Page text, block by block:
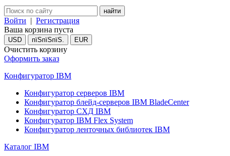
Войти | Регистрация
Ваша корзина пуста
USD пїЅпїЅпїЅ. EUR
Очистить корзину
Оформить заказ
Конфигуратор IBM
Конфигуратор серверов IBM
Конфигуратор блейд-серверов IBM BladeCenter
Конфигуратор СХД IBM
Конфигуратор IBM Flex System
Конфигуратор ленточных библиотек IBM
Каталог IBM